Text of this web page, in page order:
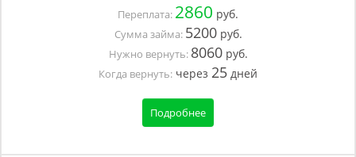
Переплата: 2860 руб.
Сумма займа: 5200руб.
Нужно вернуть: 8060руб.
Когда вернуть: через 25 дней
Подробнее